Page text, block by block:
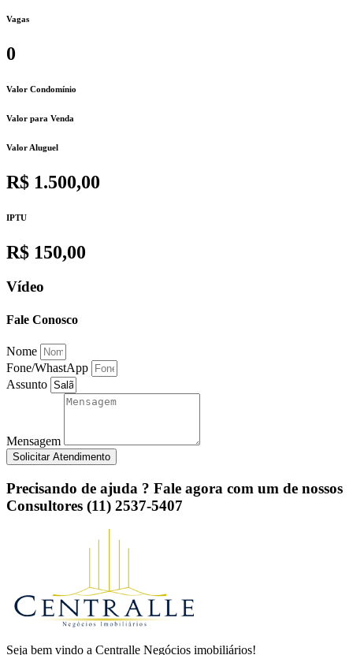
Vagas
0
Valor Condomínio
Valor para Venda
Valor Aluguel
R$ 1.500,00
IPTU
R$ 150,00
Vídeo
Fale Conosco
Nome
Fone/WhastApp
Assunto
Mensagem
Solicitar Atendimento
Precisando de ajuda ? Fale agora com um de nossos
Consultores (11) 2537-5407
Seja bem vindo a Centralle Negócios imobiliários!